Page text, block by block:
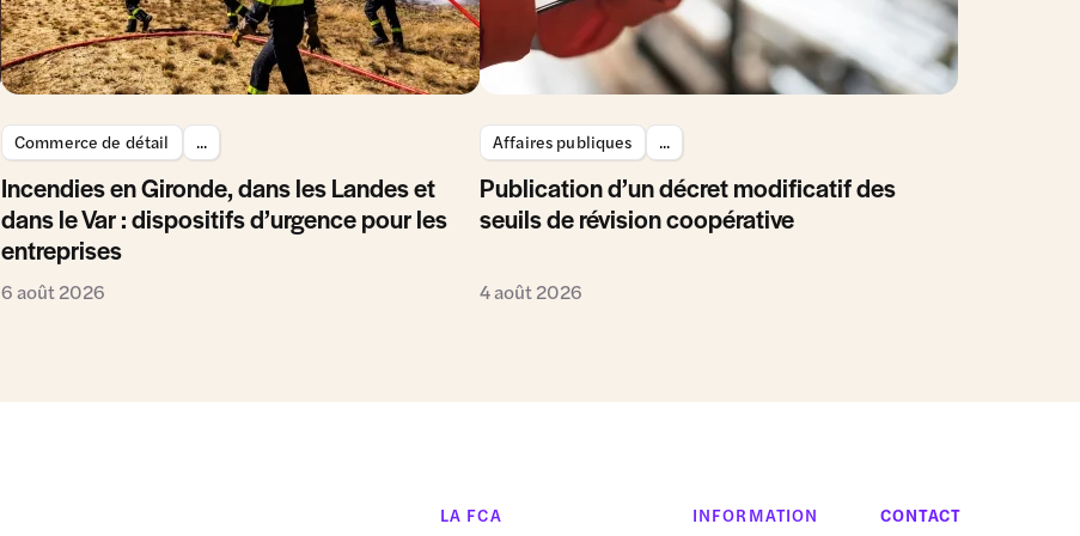
Commerce de détail ...
Incendies en Gironde, dans les Landes et
dans le Var : dispositifs d’urgence pour les
entreprises
6 août 2026
Affaires publiques ...
Publication d’un décret modificatif des
seuils de révision coopérative
4 août 2026
LA FCA INFORMATION CONTACT